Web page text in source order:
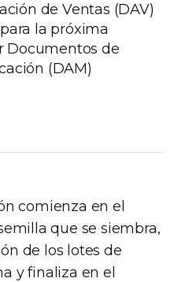
de Ventas (DAV)
la próxima
Documentos de
(DAM)
comienza en el
que se siembra,
de los lotes de
y finaliza en el